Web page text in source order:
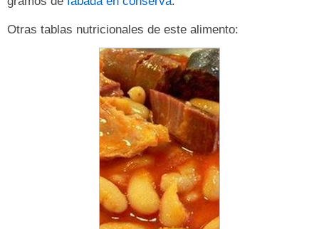
Otras tablas nutricionales de este alimento: